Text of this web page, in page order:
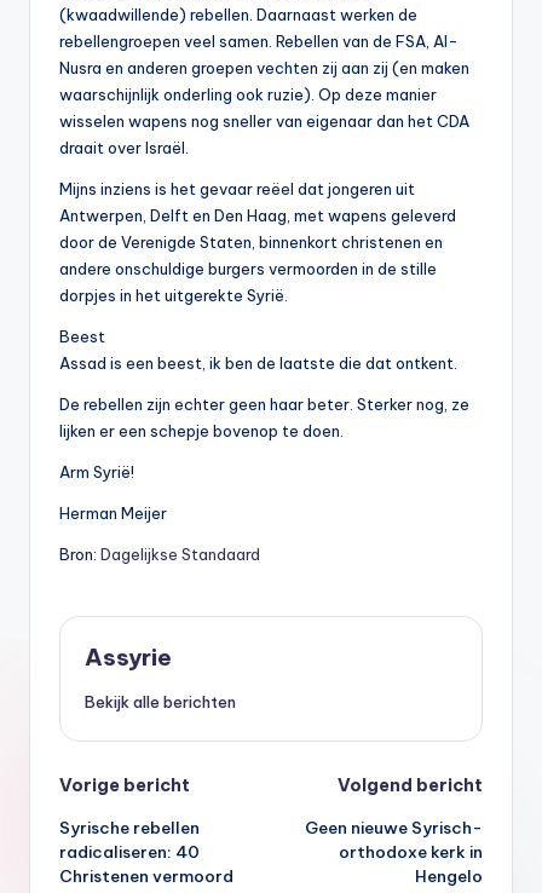
(kwaadwillende) rebellen. Daarnaast werken de
rebellengroepen veel samen. Rebellen van de FSA, Al-
Nusra en anderen groepen vechten zij aan zij (en maken
waarschijnlijk onderling ook ruzie). Op deze manier
wisselen wapens nog sneller van eigenaar dan het CDA
draait over Israël.
Mijns inziens is het gevaar reëel dat jongeren uit
Antwerpen, Delft en Den Haag, met wapens geleverd
door de Verenigde Staten, binnenkort christenen en
andere onschuldige burgers vermoorden in de stille
dorpjes in het uitgerekte Syrië.
Beest
Assad is een beest, ik ben de laatste die dat ontkent.
De rebellen zijn echter geen haar beter. Sterker nog, ze
lijken er een schepje bovenop te doen.
Arm Syrië!
Herman Meijer
Bron: Dagelijkse Standaard
Assyrie
Bekijk alle berichten
Bericht
navigatie
Vorige bericht
Syrische rebellen
radicaliseren: 40
Christenen vermoord
Volgend bericht
Geen nieuwe Syrisch-
orthodoxe kerk in
Hengelo